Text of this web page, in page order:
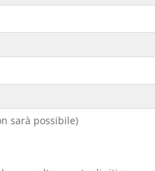
sarà possibile)